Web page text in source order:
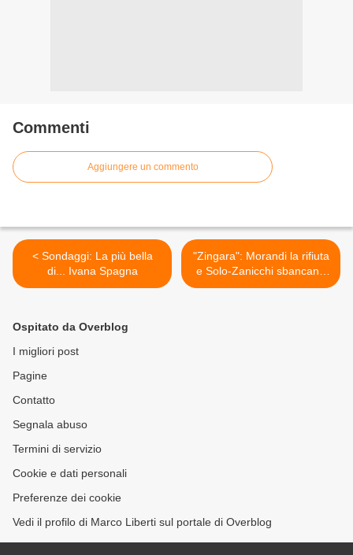
Commenti
Aggiungere un commento
< Sondaggi: La più bella
di... Ivana Spagna
"Zingara": Morandi la rifiuta
e Solo-Zanicchi sbancano
Sanremo >
Ospitato da Overblog
I migliori post
Pagine
Contatto
Segnala abuso
Termini di servizio
Cookie e dati personali
Preferenze dei cookie
Vedi il profilo di Marco Liberti sul portale di Overblog